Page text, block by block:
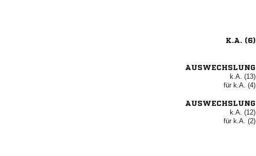
K.A. (6)
AUSWECHSLUNG
k.A. (13)
für k.A. (4)
AUSWECHSLUNG
k.A. (12)
für k.A. (2)